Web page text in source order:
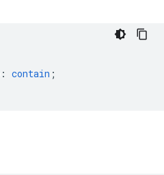
: contain ;